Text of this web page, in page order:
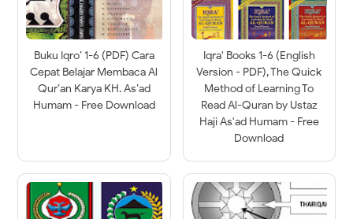
Buku Iqro’ 1-6 (PDF) Cara
Cepat Belajar Membaca Al
Qur’an Karya KH. As’ad
Humam - Free Download
Iqra' Books 1-6 (English
Version - PDF), The Quick
Method of Learning To
Read Al-Quran by Ustaz
Haji As'ad Humam - Free
Download